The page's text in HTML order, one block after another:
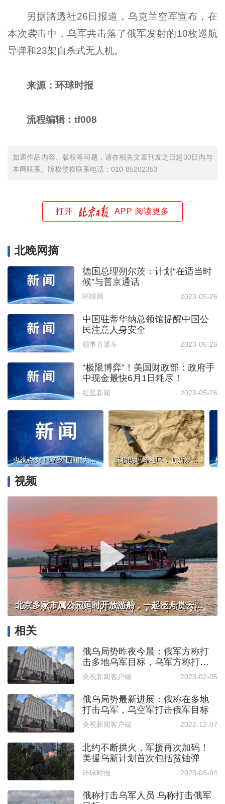
另据路透社26日报道，乌克兰空军宣布，在
本次袭击中，乌军共击落了俄军发射的10枚巡航
导弹和23架自杀式无人机。
来源：环球时报
流程编辑：tf008
如遇作品内容、版权等问题，请在相关文章刊发之日起30日内与
本网联系。版权侵权联系电话：010-85202353
打开 APP 阅读更多
北晚网摘
德国总理朔尔茨：计划“在适当时
候”与普京通话
环球网 2023-05-26
中国驻蒂华纳总领馆提醒中国公
民注意人身安全
领事直通车 2023-05-26
“极限博弈”！美国财政部：政府手
中现金最快6月1日耗尽！
红星新闻 2023-05-26
央视点赞！57岁“围裙”大叔用光四瓶灭火器将火势控制，太帅了！ 珠穆朗玛峰地区，有新发现！
视频
北京多家市属公园延时开放游船，一起泛舟赏云霞！
相关
俄乌局势昨夜今晨：俄军方称打
击多地乌军目标，乌军方称打击
俄军人员和装备
央视新闻客户端 2023-02-05
俄乌局势最新进展：俄称在多地
打击乌军，乌空军打击俄军目标
央视新闻客户端 2022-12-07
北约不断拱火，军援再次加码！
美援乌新计划首次包括贫铀弹
环球时报 2023-09-04
俄称打击乌军人员 乌称打击俄军